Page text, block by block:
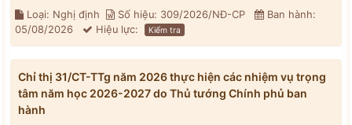
Loại: Nghị định Số hiệu: 309/2026/NĐ-CP
Ban hành:
05/08/2026
Hiệu lực: Kiểm tra
Chỉ thị 31/CT-TTg năm 2026 thực hiện các nhiệm vụ trọng
tâm năm học 2026-2027 do Thủ tướng Chính phủ ban
hành